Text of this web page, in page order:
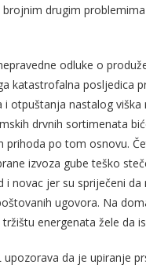
drugim
odluke o
katastrofalna posljedica
otpuštanja nastalog
drvnih sortimenata
prihoda po tom osnovu.
izvoza gube teško
i novac jer su spriječeni
ugovora. Na
energenata žele da
upozorava da je upiranje